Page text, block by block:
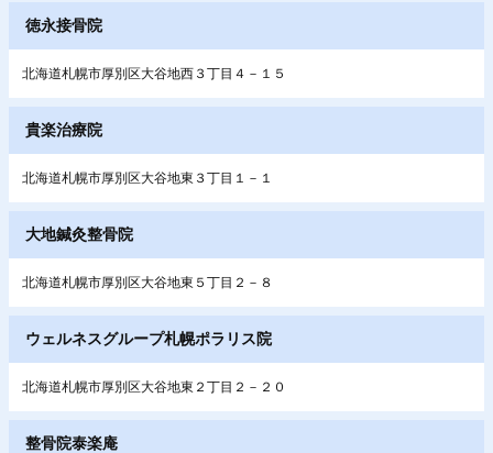
徳永接骨院
北海道札幌市厚別区大谷地西３丁目４－１５
貴楽治療院
北海道札幌市厚別区大谷地東３丁目１－１
大地鍼灸整骨院
北海道札幌市厚別区大谷地東５丁目２－８
ウェルネスグループ札幌ポラリス院
北海道札幌市厚別区大谷地東２丁目２－２０
整骨院泰楽庵